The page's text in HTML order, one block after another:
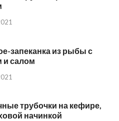
запеканка из рыбы с
и салом
трубочки на кефире,
начинкой